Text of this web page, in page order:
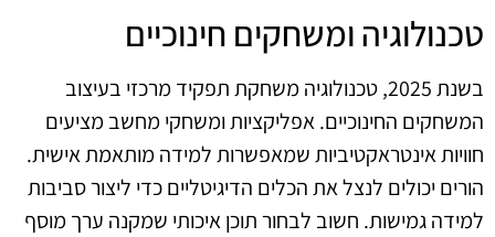
טכנולוגיה ומשחקים חינוכיים
בשנת 2025, טכנולוגיה משחקת תפקיד מרכזי בעיצוב
המשחקים החינוכיים. אפליקציות ומשחקי מחשב מציעים
חוויות אינטראקטיביות שמאפשרות למידה מותאמת אישית.
הורים יכולים לנצל את הכלים הדיגיטליים כדי ליצור סביבות
למידה גמישות. חשוב לבחור תוכן איכותי שמקנה ערך מוסף